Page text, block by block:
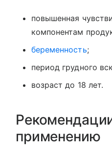
повышенная
компонентам
беременность;
период грудного
возраст до 18 лет.
применению